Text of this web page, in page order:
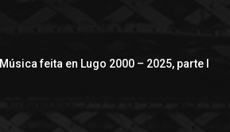
Música feita en Lugo 2000 – 2025, parte I